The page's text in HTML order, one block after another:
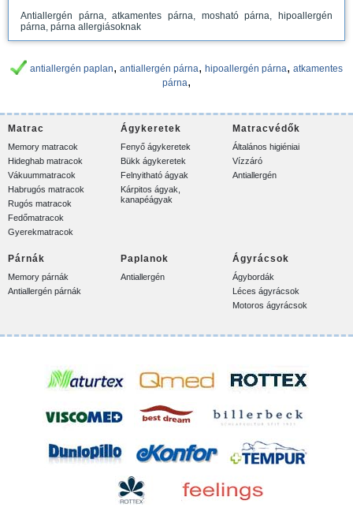
Antiallergén párna, atkamentes párna, mosható párna, hipoallergén
párna, párna allergiásoknak
antiallergén paplan, antiallergén párna, hipoallergén párna, atkamentes
párna,
Matrac
Memory matracok
Hideghab matracok
Vákuummatracok
Habrugós matracok
Rugós matracok
Fedőmatracok
Gyerekmatracok
Ágykeretek
Fenyő ágykeretek
Bükk ágykeretek
Felnyitható ágyak
Kárpitos ágyak,
kanapéágyak
Matracvédők
Általános higiéniai
Vízzáró
Antiallergén
Párnák
Memory párnák
Antiallergén párnák
Paplanok
Antiallergén
Ágyrácsok
Ágybordák
Léces ágyrácsok
Motoros ágyrácsok